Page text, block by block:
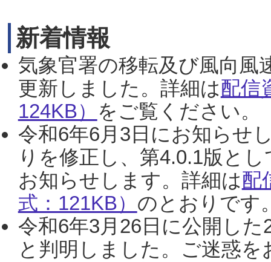
新着情報
気象官署の移転及び風向風
更新しました。詳細は配信
124KB） をご覧ください。
令和6年6月3日にお知らせ
りを修正し、第4.0.1版と
お知らせします。詳細は配
式：121KB） のとおりです
令和6年3月26日に公開し
と判明しました。ご迷惑